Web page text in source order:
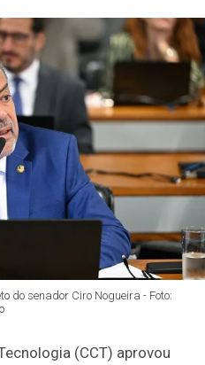
do senador Ciro Nogueira - Foto:
(CCT) aprovou